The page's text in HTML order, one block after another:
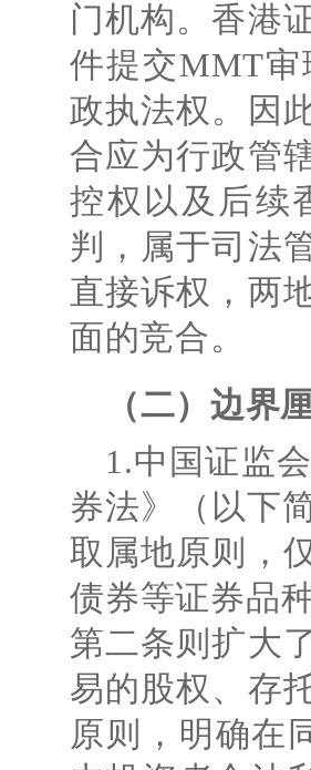
门机构。香港
件提交MMT审
政执法权。因
合应为行政管
控权以及后续
判，属于司法
直接诉权，两
面的竞合。
（二）边界
1.中国证监
券法》（以下
取属地原则，
债券等证券品
第二条则扩大
易的股权、存
原则，明确在